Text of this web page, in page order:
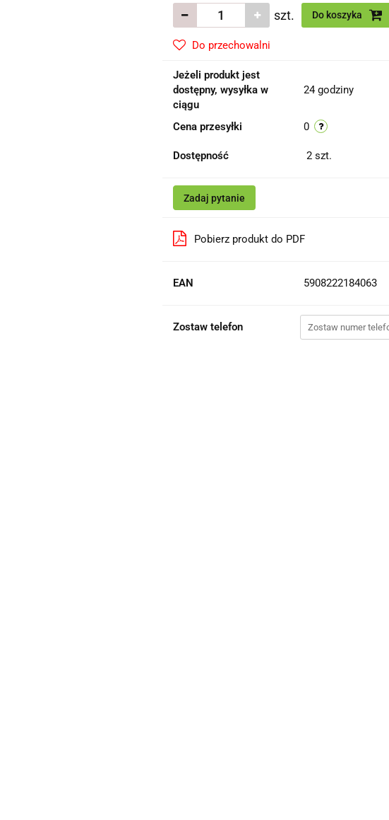
szt. Do koszyka
Do przechowalni
Jeżeli produkt jest
dostępny, wysyłka w
ciągu
24 godziny
Cena przesyłki 0
Dostępność 2 szt.
Zadaj pytanie
Pobierz produkt do PDF
EAN 5908222184063
Zostaw telefon